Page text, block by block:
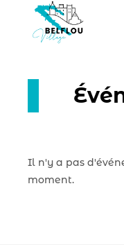
Il n'y a pas
moment.